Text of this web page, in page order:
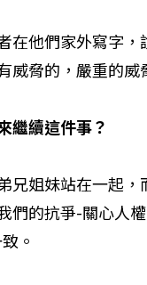
在他們家外寫字
威脅的，嚴重的威
繼續這件事？
兄姐妹站在一起
們的抗爭-關心人
。